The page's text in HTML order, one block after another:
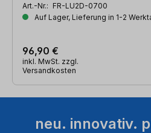
Art.-Nr.: FR-LU2D-0700
Auf Lager, Lieferung in 1-2
96,90 €
inkl. MwSt. zzgl.
Versandkosten
neu. innovativ.